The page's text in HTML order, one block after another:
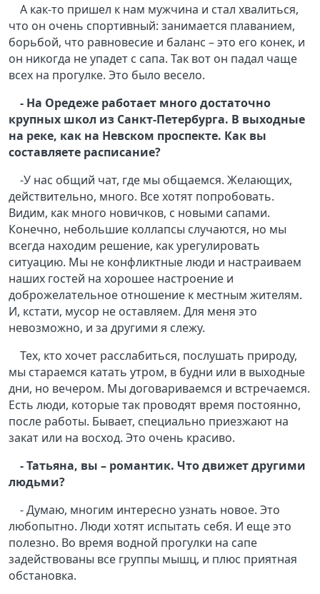
А как-то пришел к нам мужчина и стал хвалиться,
что он очень спортивный: занимается плаванием,
борьбой, что равновесие и баланс – это его конек, и
он никогда не упадет с сапа. Так вот он падал чаще
всех на прогулке. Это было весело.
- На Оредеже работает много достаточно
крупных школ из Санкт-Петербурга. В выходные
на реке, как на Невском проспекте. Как вы
составляете расписание?
-У нас общий чат, где мы общаемся. Желающих,
действительно, много. Все хотят попробовать.
Видим, как много новичков, с новыми сапами.
Конечно, небольшие коллапсы случаются, но мы
всегда находим решение, как урегулировать
ситуацию. Мы не конфликтные люди и настраиваем
наших гостей на хорошее настроение и
доброжелательное отношение к местным жителям.
И, кстати, мусор не оставляем. Для меня это
невозможно, и за другими я слежу.
Тех, кто хочет расслабиться, послушать природу,
мы стараемся катать утром, в будни или в выходные
дни, но вечером. Мы договариваемся и встречаемся.
Есть люди, которые так проводят время постоянно,
после работы. Бывает, специально приезжают на
закат или на восход. Это очень красиво.
- Татьяна, вы – романтик. Что движет другими
людьми?
- Думаю, многим интересно узнать новое. Это
любопытно. Люди хотят испытать себя. И еще это
полезно. Во время водной прогулки на сапе
задействованы все группы мышц, и плюс приятная
обстановка.